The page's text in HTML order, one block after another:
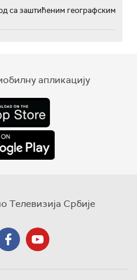
са заштићеним географским
апликацију
Телевизија Србије